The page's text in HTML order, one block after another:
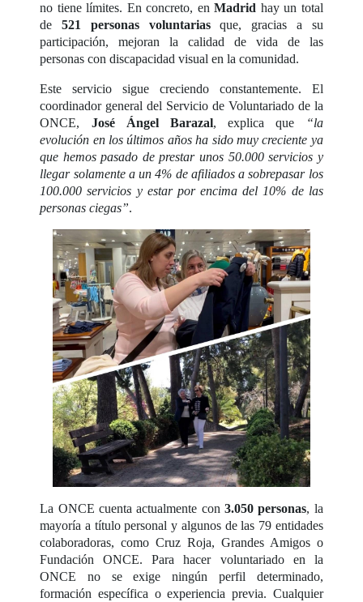
no tiene límites. En concreto, enMadrid hay un total
de521 personas voluntariasque, gracias a su
participación, mejoran la calidad de vida de las
personas con discapacidad visual en la comunidad.
Este servicio sigue creciendo constantemente. El
coordinador general del Servicio de Voluntariado de la
ONCE, José Ángel Barazal, explica que
“la
evolución en los últimos años ha sido muy creciente ya
que hemos pasado de prestar unos 50.000 servicios y
llegar solamente a un 4% de afiliados a sobrepasar los
100.000 servicios y estar por encima del 10% de las
personas ciegas”.
La ONCE cuenta actualmente con 3.050 personas, la
mayoría a título personal y algunos de las 79 entidades
colaboradoras, como Cruz Roja, Grandes Amigos o
Fundación ONCE. Para hacer voluntariado en la
ONCE no se exige ningún perfil determinado,
formación específica o experiencia previa. Cualquier